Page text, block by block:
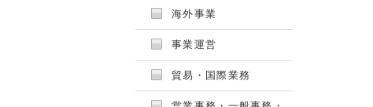
海外事業
事業運営
貿易・国際業務